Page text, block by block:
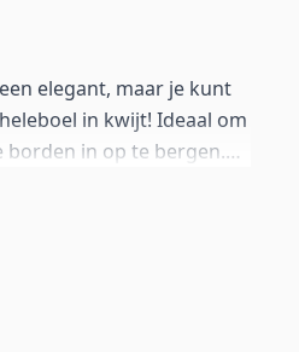
elegant, maar je kunt
in kwijt! Ideaal om
borden in op te bergen.